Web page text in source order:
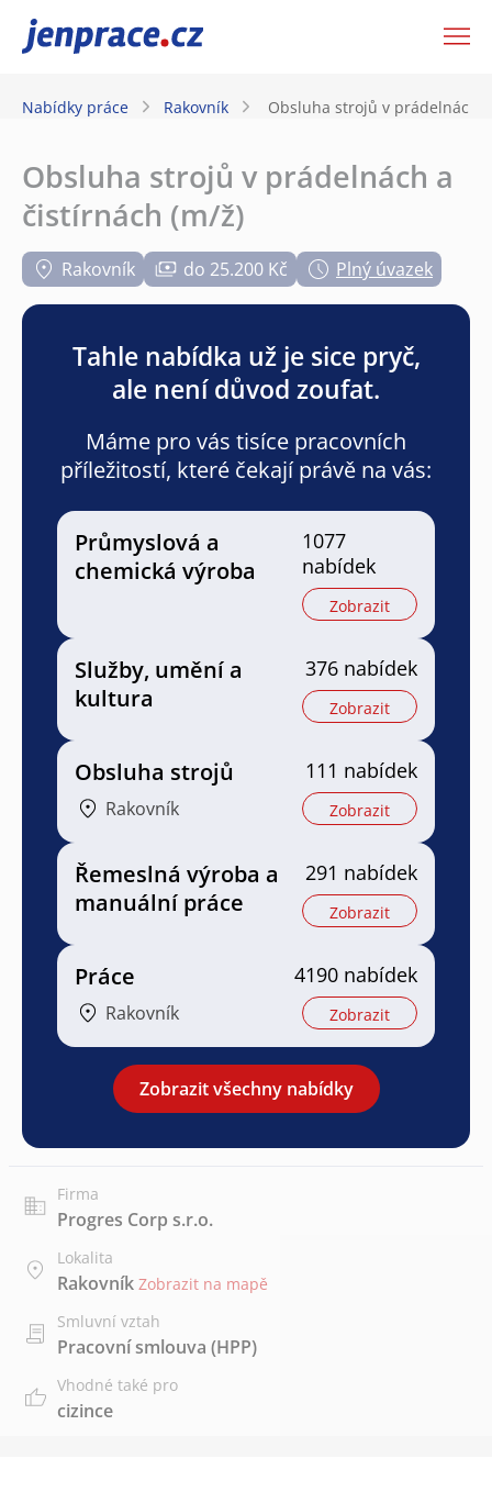
JenPráce.cz
Nabídky práce Rakovník Obsluha strojů v prádelnách
Obsluha strojů v prádelnách a
čistírnách (m/ž)
Rakovník do 25.200 Kč Plný úvazek
Tahle nabídka už je sice pryč,
ale není důvod zoufat.
Máme pro vás tisíce pracovních
příležitostí, které čekají právě na vás:
Průmyslová a
chemická výroba
1077
nabídek
Zobrazit
Služby, umění a
kultura
376 nabídek
Zobrazit
Obsluha strojů
Rakovník
111 nabídek
Zobrazit
Řemeslná výroba a
manuální práce
291 nabídek
Zobrazit
Práce
Rakovník
4190 nabídek
Zobrazit
Zobrazit všechny nabídky
Firma
Progres Corp s.r.o.
Lokalita
Rakovník Zobrazit na mapě
Smluvní vztah
Pracovní smlouva (HPP)
Vhodné také pro
cizince